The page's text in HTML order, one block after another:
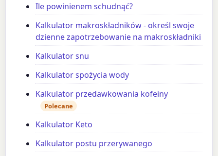
Ile powinienem schudnąć?
Kalkulator makroskładników - określ swoje
dzienne zapotrzebowanie na makroskładniki
Kalkulator snu
Kalkulator spożycia wody
Kalkulator przedawkowania kofeiny
Polecane
Kalkulator Keto
Kalkulator postu przerywanego